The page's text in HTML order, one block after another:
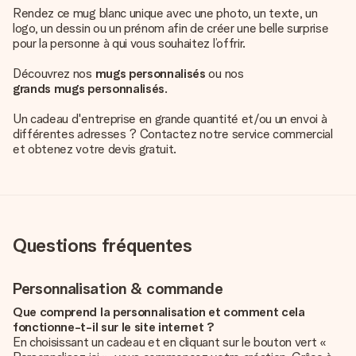
Rendez ce mug blanc unique avec une photo, un texte, un
logo, un dessin ou un prénom afin de créer une belle surprise
pour la personne à qui vous souhaitez l’offrir.
Découvrez nos mugs personnalisés ou nos
grands mugs personnalisés.
Un cadeau d'entreprise en grande quantité et/ou un envoi à
différentes adresses ? Contactez notre service commercial
et obtenez votre devis gratuit.
Questions fréquentes
Personnalisation & commande
Que comprend la personnalisation et comment cela
fonctionne-t-il sur le site internet ?
En choisissant un cadeau et en cliquant sur le bouton vert «